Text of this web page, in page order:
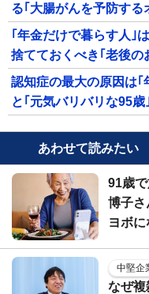
る｢大腸がんを予防する
｢年金だけで暮らす人｣
捨てておくべき｢老後の
認知症の最大の原因は
と｢元気バリバリな95
あわせて読みたい
91歳
博子さ
ヨボ
中堅企
なぜ複